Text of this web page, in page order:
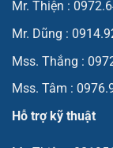
Mr. Thiện :
Mr. Dũng :
Mss. Thắng :
Mss. Tâm :
Hỗ trợ kỹ thuật